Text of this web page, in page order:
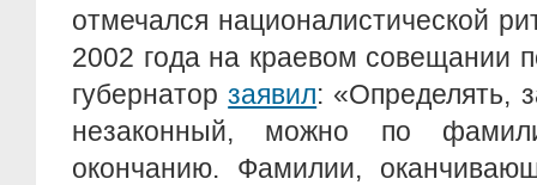
отмечался националистической
2002 года на краевом совещании
губернаторзаявил: «Определять,
незаконный, можно по
окончанию. Фамилии,